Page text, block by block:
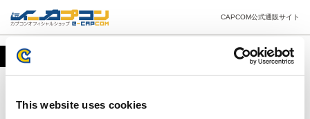
This website uses cookies
CAPCOM公式通販サイト
カート